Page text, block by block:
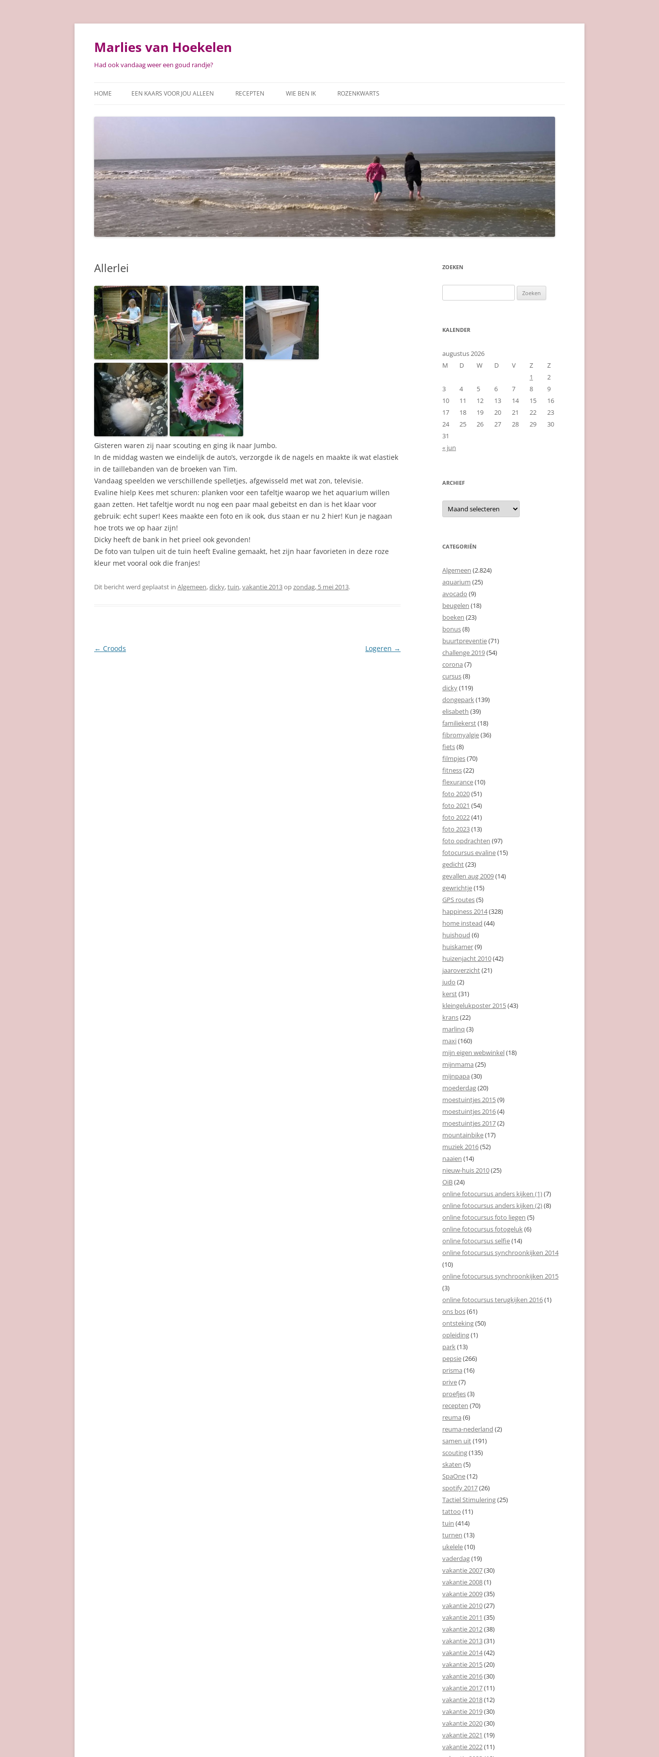
Ga
inhoud
Marlies van Hoekelen
Had ook vandaag weer een goud randje?
HOME EEN KAARS VOOR JOU ALLEEN RECEPTEN WIE BEN IK ROZENKWARTS
Allerlei
Gisteren waren zij naar scouting en ging ik naar Jumbo.
In de middag wasten we eindelijk de auto’s, verzorgde ik de nagels en maakte ik wat elastiek
in de taillebanden van de broeken van Tim.
Vandaag speelden we verschillende spelletjes, afgewisseld met wat zon, televisie.
Evaline hielp Kees met schuren: planken voor een tafeltje waarop we het aquarium willen
gaan zetten. Het tafeltje wordt nu nog een paar maal gebeitst en dan is het klaar voor
gebruik: echt super! Kees maakte een foto en ik ook, dus staan er nu 2 hier! Kun je nagaan
hoe trots we op haar zijn!
Dicky heeft de bank in het prieel ook gevonden!
De foto van tulpen uit de tuin heeft Evaline gemaakt, het zijn haar favorieten in deze roze
kleur met vooral ook die franjes!
Dit bericht werd geplaatst in Algemeen,dicky,tuin,vakantie 2013opzondag, 5 mei 2013.
Berichtnavigatie
← Croods Logeren →
ZOEKEN
naar:
KALENDER
augustus 2026
M
D W D V Z
Z
1
2
3
4 5 6 7 8
9
10
11 12 13 14 15
16
17
18 19 20 21 22
23
24
25 26 27 28 29
30
31
« jun
ARCHIEF
Archief
CATEGORIËN
Algemeen (2.824)
aquarium (25)
avocado (9)
beugelen (18)
boeken (23)
bonus(8)
buurtpreventie(71)
challenge 2019(54)
corona (7)
cursus(8)
dicky(119)
dongepark(139)
elisabeth (39)
familiekerst(18)
fibromyalgie(36)
fiets(8)
filmpjes(70)
fitness(22)
flexurance(10)
foto 2020(51)
foto 2021 (54)
foto 2022(41)
foto 2023(13)
foto opdrachten (97)
fotocursus evaline(15)
gedicht(23)
gevallen aug 2009(14)
gewrichtje(15)
GPS routes(5)
happiness 2014(328)
home instead (44)
huishoud (6)
huiskamer(9)
huizenjacht 2010(42)
jaaroverzicht(21)
judo (2)
kerst(31)
kleingelukposter 2015(43)
krans(22)
marlinq (3)
maxi(160)
mijn eigen webwinkel(18)
mijnmama (25)
mijnpapa (30)
moederdag(20)
moestuintjes 2015(9)
moestuintjes 2016(4)
moestuintjes 2017(2)
mountainbike(17)
muziek 2016(52)
naaien (14)
nieuw-huis 2010(25)
OiB(24)
online fotocursus anders kijken (1)(7)
online fotocursus anders kijken (2)(8)
online fotocursus foto liegen (5)
online fotocursus fotogeluk(6)
online fotocursus selfie(14)
online fotocursus synchroonkijken 2014
(10)
online fotocursus synchroonkijken 2015
(3)
online fotocursus terugkijken 2016(1)
ons bos(61)
ontsteking(50)
opleiding(1)
park(13)
pepsie(266)
prisma (16)
prive(7)
proefjes(3)
recepten (70)
reuma (6)
reuma-nederland (2)
samen uit(191)
scouting(135)
skaten (5)
SpaOne(12)
spotify 2017(26)
Tactiel Stimulering(25)
tattoo (11)
tuin (414)
turnen (13)
ukelele(10)
vaderdag(19)
vakantie 2007(30)
vakantie 2008(1)
vakantie 2009(35)
vakantie 2010(27)
vakantie 2011 (35)
vakantie 2012(38)
vakantie 2013(31)
vakantie 2014(42)
vakantie 2015(20)
vakantie 2016(30)
vakantie 2017(11)
vakantie 2018(12)
vakantie 2019(30)
vakantie 2020(30)
vakantie 2021 (19)
vakantie 2022(11)